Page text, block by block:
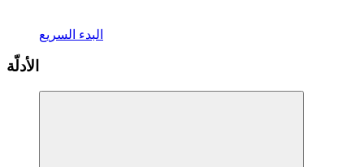
البدء السريع
الأدلّة